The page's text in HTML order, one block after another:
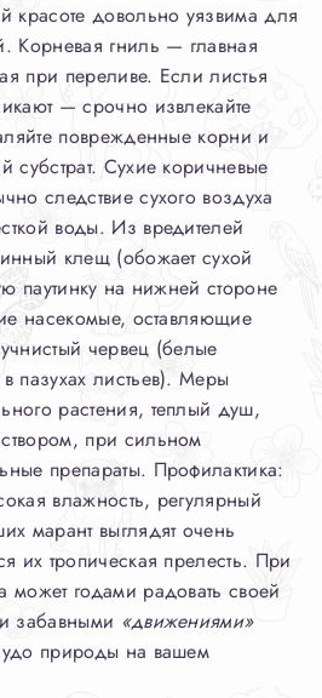
красоте довольно уязвима для
Корневая гниль — главная
при переливе. Если листья
— срочно извлекайте
поврежденные корни и
субстрат. Сухие коричневые
следствие сухого воздуха
воды. Из вредителей
клещ (обожает сухой
паутинку на нижней стороне
насекомые, оставляющие
червец (белые
пазухах листьев). Меры
растения, теплый душ,
при сильном
препараты. Профилактика:
влажность, регулярный
марант выглядят очень
их тропическая прелесть. При
может годами радовать своей
забавными «движениями»
природы на вашем